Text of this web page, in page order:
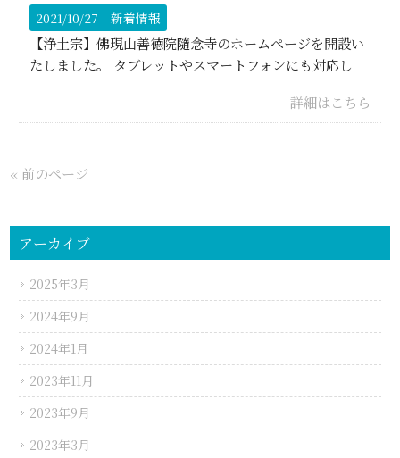
2021/10/27｜新着情報
【浄土宗】佛現山善徳院隨念寺のホームページを開設い
たしました。 タブレットやスマートフォンにも対応し
詳細はこちら
« 前のページ
アーカイブ
2025年3月
2024年9月
2024年1月
2023年11月
2023年9月
2023年3月